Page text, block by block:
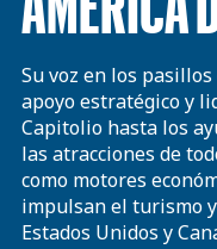
Su voz en los
apoyo estratégico y
Capitolio hasta los
las atracciones de
como motores
impulsan el turismo
Estados Unidos y